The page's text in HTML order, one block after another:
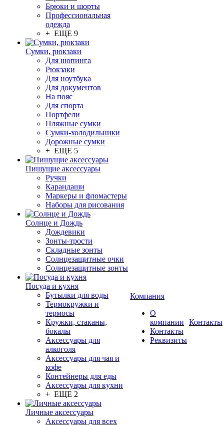
Брюки и шорты
Профессиональная
одежда
+ ЕЩЕ 9
Сумки, рюкзаки
Для шопинга
Рюкзаки
Для ноутбука
Для документов
На пояс
Для спорта
Портфели
Пляжные сумки
Сумки-холодильники
Дорожные сумки
+ ЕЩЕ 5
Пишущие аксессуары
Ручки
Карандаши
Маркеры и фломастеры
Наборы для рисования
Солнце и Дождь
Дождевики
Зонты-трости
Складные зонты
Солнцезащитные очки
Солнцезащитные зонты
Посуда и кухня
Бутылки для воды
Термокружки и
термосы
Кружки, стаканы,
бокалы
Аксессуары для
алкоголя
Аксессуары для чая и
кофе
Контейнеры для еды
Аксессуары для кухни
+ ЕЩЕ 2
Личные аксессуары
Аксессуары для всех
Компания
О
компании
Контакты
Реквизиты
Контакты